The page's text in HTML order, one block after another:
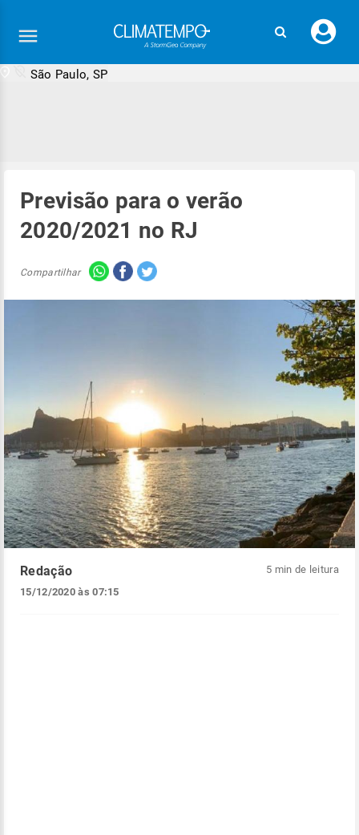
seu
São Paulo, SP
Previsão para o verão
2020/2021 no RJ
Compartilhar
Redação
15/12/2020 às 07:15
5 min de leitura